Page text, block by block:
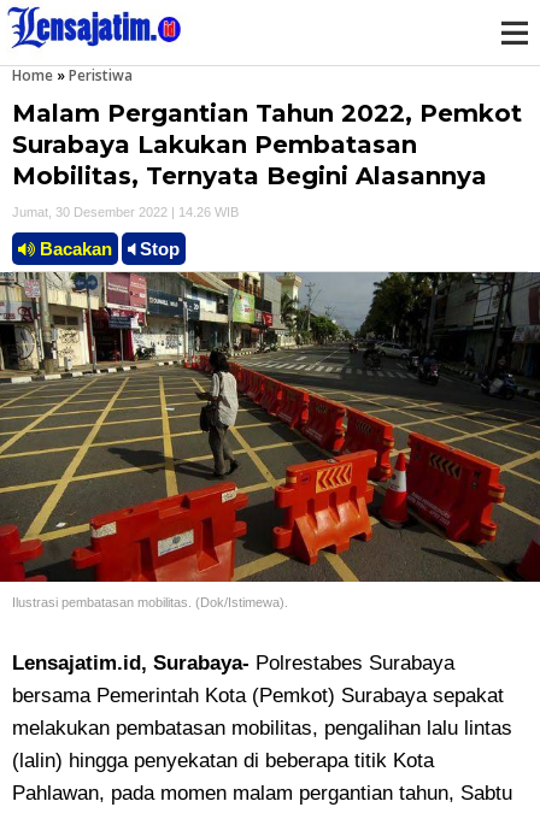
Home »Peristiwa
Malam Pergantian Tahun 2022, Pemkot
Surabaya Lakukan Pembatasan
Mobilitas, Ternyata Begini Alasannya
Jumat, 30 Desember 2022 | 14.26 WIB
Bacakan Stop
Ilustrasi pembatasan mobilitas. (Dok/Istimewa).
Lensajatim.id, Surabaya- Polrestabes Surabaya
bersama Pemerintah Kota (Pemkot) Surabaya sepakat
melakukan pembatasan mobilitas, pengalihan lalu lintas
(lalin) hingga penyekatan di beberapa titik Kota
Pahlawan, pada momen malam pergantian tahun, Sabtu